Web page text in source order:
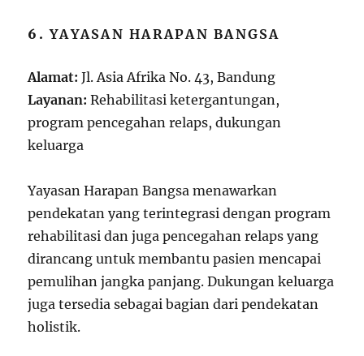
6.YAYASAN HARAPAN BANGSA
Alamat: Jl. Asia Afrika No. 43, Bandung
Layanan: Rehabilitasi ketergantungan,
program pencegahan relaps, dukungan
keluarga
Yayasan Harapan Bangsa menawarkan
pendekatan yang terintegrasi dengan program
rehabilitasi dan juga pencegahan relaps yang
dirancang untuk membantu pasien mencapai
pemulihan jangka panjang. Dukungan keluarga
juga tersedia sebagai bagian dari pendekatan
holistik.